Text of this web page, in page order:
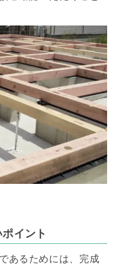
イント
あるためには、完成